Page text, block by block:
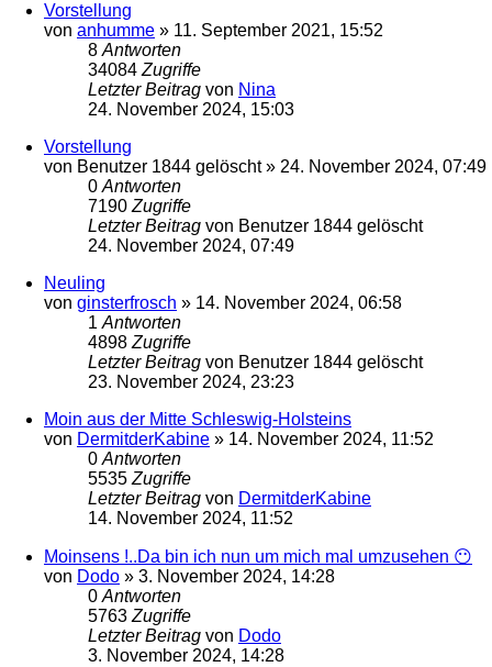
Vorstellung
von anhumme » 11. September 2021, 15:52
8 Antworten
34084 Zugriffe
Letzter Beitrag von Nina
24. November 2024, 15:03
Vorstellung
von Benutzer 1844 gelöscht» 24. November 2024, 07:49
0 Antworten
7190 Zugriffe
Letzter Beitrag von Benutzer 1844 gelöscht
24. November 2024, 07:49
Neuling
von ginsterfrosch » 14. November 2024, 06:58
1 Antworten
4898 Zugriffe
Letzter Beitrag von Benutzer 1844 gelöscht
23. November 2024, 23:23
Moin aus der Mitte Schleswig-Holsteins
von DermitderKabine » 14. November 2024, 11:52
0 Antworten
5535 Zugriffe
Letzter Beitrag von DermitderKabine
14. November 2024, 11:52
Moinsens !..Da bin ich nun um mich mal umzusehen 😶
von Dodo » 3. November 2024, 14:28
0 Antworten
5763 Zugriffe
Letzter Beitrag von Dodo
3. November 2024, 14:28